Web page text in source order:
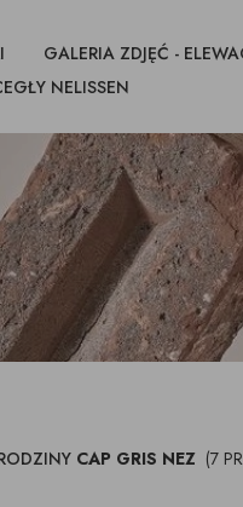
CEGŁY
NAROŻNIKI CIĘTE Z
CEGŁY
GALERIA ZDJĘĆ -
NELISSEN
CAP GRIS NEZ (7